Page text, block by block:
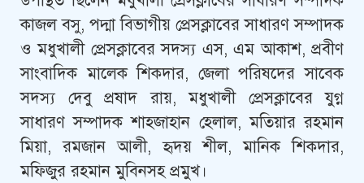
কাজল বসু, পদ্মা বিভাগীয় প্রেসক্লাবের সাধারণ সম্পাদক
ও মধুখালী প্রেসক্লাবের সদস্য এস, এম আকাশ, প্রবীণ
সাংবাদিক মালেক শিকদার, জেলা পরিষদের সাবেক
সদস্য দেবু প্রষাদ রায়, মধুখালী প্রেসক্লাবের যুগ্ন
সাধারণ সম্পাদক শাহজাহান হেলাল, মতিয়ার রহমান
মিয়া, রমজান আলী, হৃদয় শীল, মানিক শিকদার,
মফিজুর রহমান মুবিনসহ প্রমুখ।